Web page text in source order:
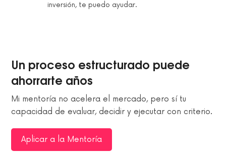
inversión, te puedo ayudar.
Un proceso estructurado puede
ahorrarte años
Mi mentoría no acelera el mercado, pero sí tu
capacidad de evaluar, decidir y ejecutar con criterio.
Aplicar a la Mentoría